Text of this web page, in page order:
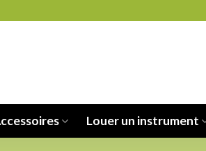
Louer un instrument